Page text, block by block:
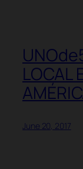
LOCAL
June 20, 2017